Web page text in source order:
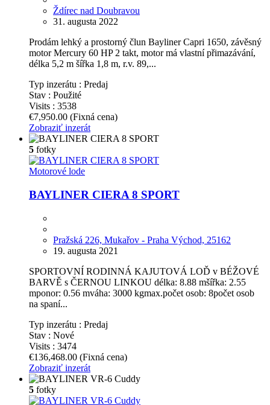
Ždírec nad Doubravou
31. augusta 2022
Prodám lehký a prostorný člun Bayliner Capri 1650, závěsný
motor Mercury 60 HP 2 takt, motor má vlastní přimazávání,
délka 5,2 m šířka 1,8 m, r.v. 89,...
Typ inzerátu : Predaj
Stav : Použité
Visits : 3538
€7,950.00 (Fixná cena)
Zobraziť inzerát
5 fotky
Motorové lode
BAYLINER CIERA 8 SPORT
Pražská 226, Mukařov - Praha Východ, 25162
19. augusta 2021
SPORTOVNÍ RODINNÁ KAJUTOVÁ LOĎ v BÉŽOVÉ
BARVĚ s ČERNOU LINKOU délka: 8.88 mšířka: 2.55
mponor: 0.56 mváha: 3000 kgmax.počet osob: 8počet osob
na spaní...
Typ inzerátu : Predaj
Stav : Nové
Visits : 3474
€136,468.00 (Fixná cena)
Zobraziť inzerát
5 fotky